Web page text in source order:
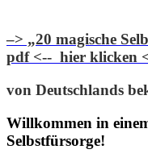
–> „20 magische
pdf <-- hier klicken
von Deutschlands
Willkommen in
Selbstfürsorge!